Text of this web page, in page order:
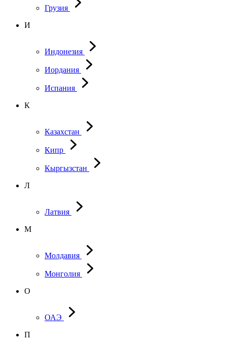
Грузия
И
Индонезия
Иордания
Испания
К
Казахстан
Кипр
Кыргызстан
Л
Латвия
М
Молдавия
Монголия
О
ОАЭ
П